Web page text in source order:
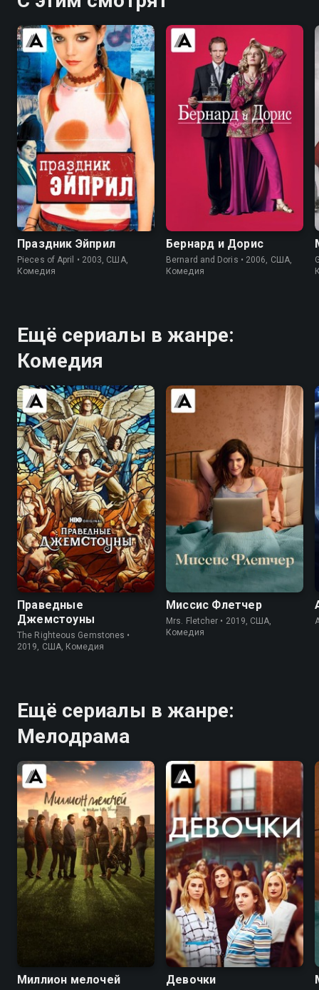
6.4 7.0
Праздник Эйприл
Pieces of April • 2003, США,
Комедия
Бернард и Дорис
Bernard and Doris • 2006, США,
Комедия
Ещё сериалы в жанре:
Комедия
7.6 8.1
Праведные
Джемстоуны
The Righteous Gemstones •
2019, США, Комедия
6.5 7.1
Миссис Флетчер
Mrs. Fletcher • 2019, США,
Комедия
Ещё сериалы в жанре:
Мелодрама
7.9
Миллион мелочей
7.4 7.4
Девочки